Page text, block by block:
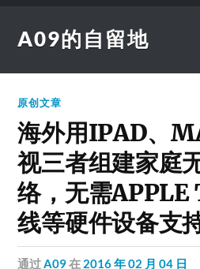
A09的自留地
原创文章
海外用IPAD、
视三者组建家庭
络，无需
线等硬件设备支
通过A09在 2016 年 02 月 04 日